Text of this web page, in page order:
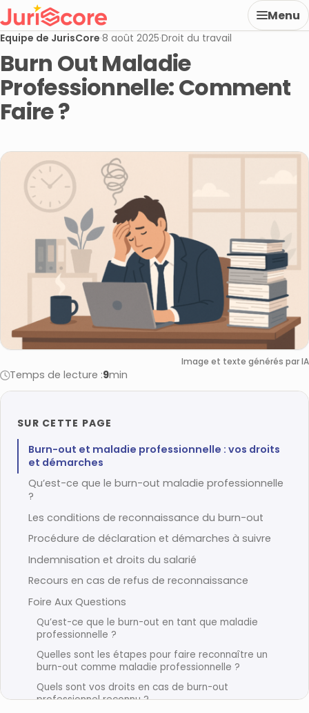
Menu
Equipe de JurisCore·8 août 2025·Droit du travail
Burn Out Maladie
Professionnelle: Comment
Faire ?
Image et texte générés par IA
Temps de lecture :9min
SUR CETTE PAGE
Burn-out et maladie professionnelle : vos droits
et démarches
Qu’est-ce que le burn-out maladie professionnelle
?
Les conditions de reconnaissance du burn-out
Procédure de déclaration et démarches à suivre
Indemnisation et droits du salarié
Recours en cas de refus de reconnaissance
Foire Aux Questions
Qu’est-ce que le burn-out en tant que maladie
professionnelle ?
Quelles sont les étapes pour faire reconnaître un
burn-out comme maladie professionnelle ?
Quels sont vos droits en cas de burn-out
professionnel reconnu ?